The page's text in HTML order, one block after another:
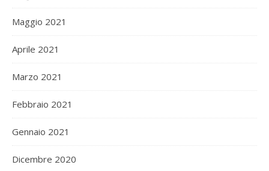
Maggio 2021
Aprile 2021
Marzo 2021
Febbraio 2021
Gennaio 2021
Dicembre 2020